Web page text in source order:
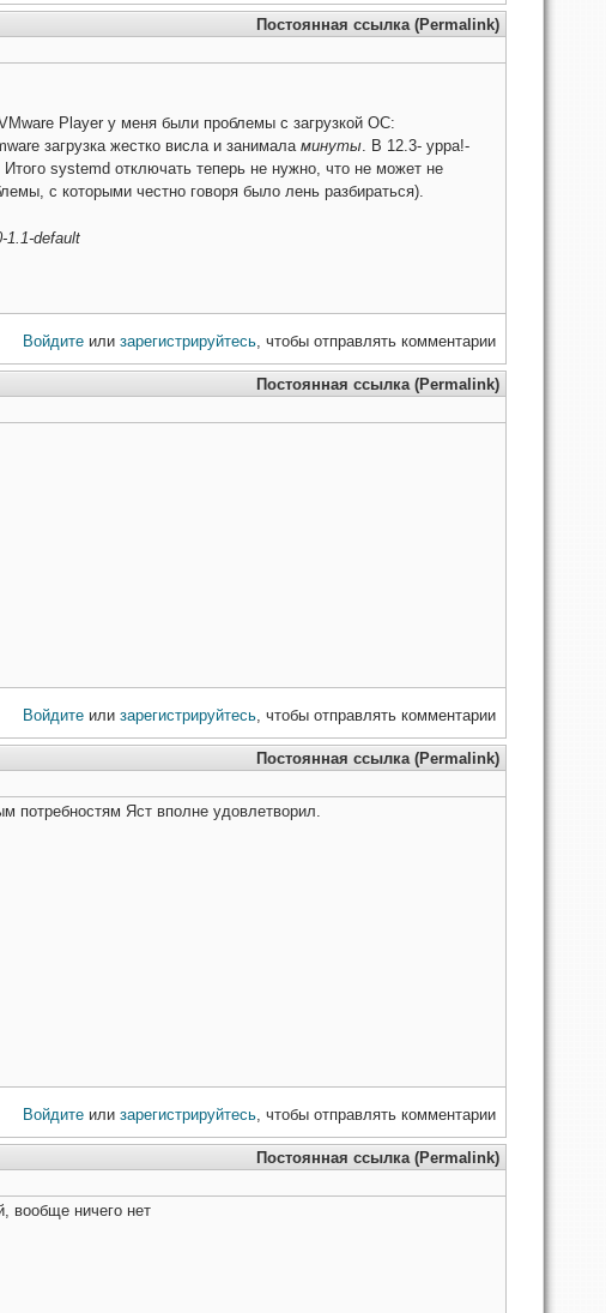
Постоянная ссылка (Permalink)
Player у меня были проблемы с загрузкой ОС:
загрузка жестко висла и занимала минуты. В 12.3- урра!-
systemd отключать теперь не нужно, что не может не
с которыми честно говоря было лень разбираться).
1.1-default
Войдите или зарегистрируйтесь , чтобы отправлять комментарии
Постоянная ссылка (Permalink)
Войдите или зарегистрируйтесь , чтобы отправлять комментарии
Постоянная ссылка (Permalink)
потребностям Яст вполне удовлетворил.
Войдите или зарегистрируйтесь , чтобы отправлять комментарии
Постоянная ссылка (Permalink)
вообще ничего нет